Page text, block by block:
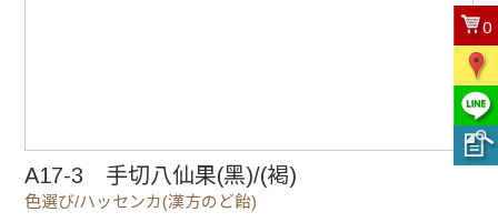
0
A17-3 手切八仙果(黑)/(褐)
色選び/ハッセンカ(漢方のど飴)